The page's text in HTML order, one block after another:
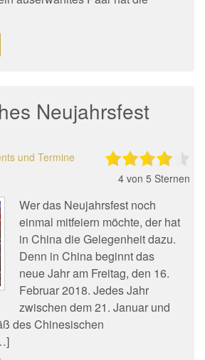
Neujahrsfest
und Termine
4von 5 Sternen
Wer das Neujahrsfest noch
einmal mitfeiern möchte, der hat
in China die Gelegenheit dazu.
Denn in China beginnt das
neue Jahr am Freitag, den 16.
Februar 2018. Jedes Jahr
zwischen dem 21. Januar und
des Chinesischen